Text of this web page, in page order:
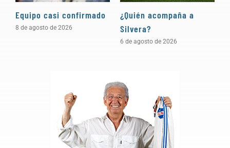
Equipo casi confirmado
8 de agosto de 2026
¿Quién acompaña a
Silvera?
6 de agosto de 2026